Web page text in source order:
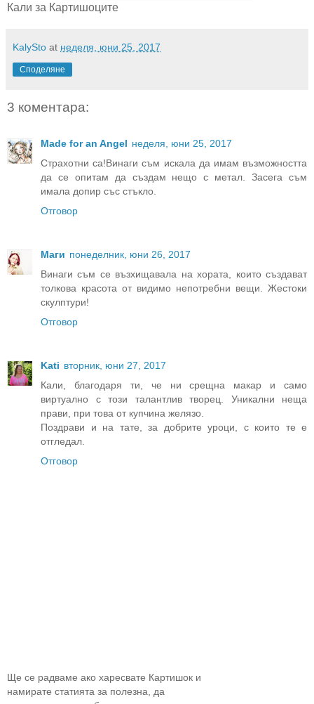
Кали за Картишоците
KalySto at неделя, юни 25, 2017
Споделяне
3 коментара:
Made for an Angel неделя, юни 25, 2017
Страхотни са!Винаги съм искала да имам възможността
да се опитам да създам нещо с метал. Засега съм
имала допир със стъкло.
Отговор
Маги понеделник, юни 26, 2017
Винаги съм се възхищавала на хората, които създават
толкова красота от видимо непотребни вещи. Жестоки
скулптури!
Отговор
Kati вторник, юни 27, 2017
Кали, благодаря ти, че ни срещна макар и само
виртуално с този талантлив творец. Уникални неща
прави, при това от купчина желязо.
Поздрави и на тате, за добрите уроци, с които те е
отгледал.
Отговор
Ще се радваме ако харесвате Картишок и
намирате статията за полезна, да